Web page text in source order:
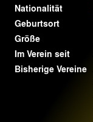
Nationalität
Geburtsort
Größe
Im Verein seit
Bisherige Vereine